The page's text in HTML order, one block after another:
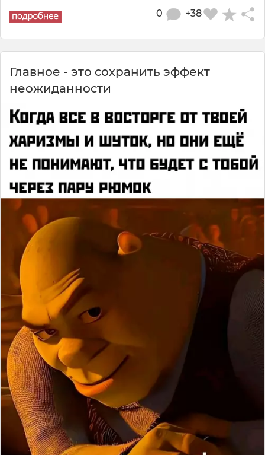
+38
0
Главное - это сохранить эффект
неожиданности